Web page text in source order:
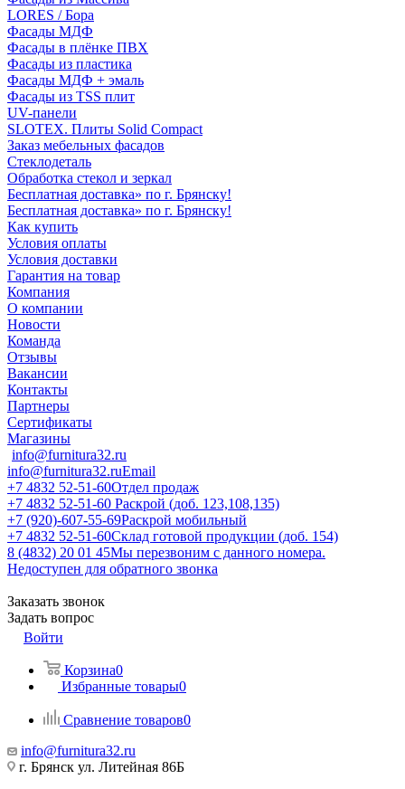
LORES / Бора
Фасады МДФ
Фасады в плёнке ПВХ
Фасады из пластика
Фасады МДФ + эмаль
Фасады из TSS плит
UV-панели
SLOTEX. Плиты Solid Compact
Заказ мебельных фасадов
Стеклодеталь
Обработка стекол и зеркал
Бесплатная доставка» по г. Брянску!
Бесплатная доставка» по г. Брянску!
Как купить
Условия оплаты
Условия доставки
Гарантия на товар
Компания
О компании
Новости
Команда
Отзывы
Вакансии
Контакты
Партнеры
Сертификаты
Магазины
info@furnitura32.ru
info@furnitura32.ruEmail
+7 4832 52-51-60Отдел продаж
+7 4832 52-51-60 Раскрой (доб. 123,108,135)
+7 (920)-607-55-69Раскрой мобильный
+7 4832 52-51-60Склад готовой продукции (доб. 154)
8 (4832) 20 01 45Мы перезвоним с данного номера.
Недоступен для обратного звонка
Заказать звонок
Задать вопрос
Войти
Корзина0
Избранные товары0
Сравнение товаров0
info@furnitura32.ru
г. Брянск ул. Литейная 86Б